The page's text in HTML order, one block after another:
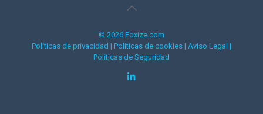
© 2026 Foxize.com
Políticas de privacidad | Políticas de cookies | Aviso Legal |
Políticas de Seguridad